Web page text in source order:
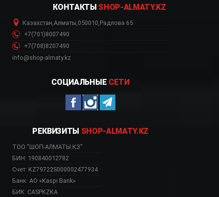
КОНТАКТЫ SHOP-ALMATY.KZ
Казахстан Алматы 050010 Радлова 65
+7(701)8007490
+7(708)8207490
info@shop-almaty.kz
СОЦИАЛЬНЫЕ СЕТИ
РЕКВИЗИТЫ SHOP-ALMATY.KZ
ТОО "ШОП-АЛМАТЫ.КЗ"
БИН: 190840012782
Счет: KZ79722S000002477934
Банк: АО «Kaspi Bank»
БИК: CASPKZKA